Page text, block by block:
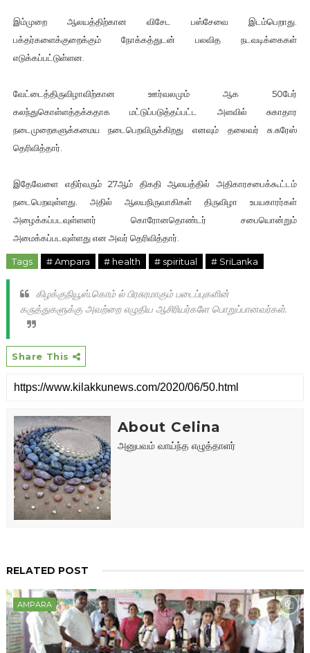
இம்முறை ஆலயத்திற்கான விசேட பஸ்சேவை இடம்பெறாது.
பக்தர்களைக்குறைக்கும் நோக்கத்துடன் பலவித நடவடிக்கைகள்
எடுக்கப்பட்டுள்ளன.
வேட்டைத்திருவிழாவிற்கான ஊர்வலமும் ஆக 50பேர்
கலந்துகொள்ளத்தக்கதாக மட்டுப்படுத்தப்பட்ட அளவில் சுகாதார
நடைமுறைகளுக்கமைய நடைபெறவிருக்கிறது எனவும் தலைவர் சு.சுரேஸ்
தெரிவித்தார்.
இதேவேளை எதிர்வரும் 27ஆம் திகதி ஆலயத்தில் அதிகாரசபைக்கூட்டம்
நடைபெறவுள்ளது. அதில் ஆலயநிருவாகிகள் திருவிழா உபயகாரர்கள்
அழைக்கப்படவுள்ளனர் கொரோனதொண்டர் சபையொன்றும்
அமைக்கப்படவுள்ளது என அவர் தெரிவித்தார்.
Tags # Ampara # health # spiritual # SriLanka
கிழக்குநியூஸ்.கொம் ல் பிரசுரமாகும் படைப்புகளின்
கருத்துகளுக்கு அவற்றை எழுதிய ஆசிரியர்களே பொறுப்பானவர்கள்.
Share This
About Celina
அனுபவம் வாய்ந்த எழுத்தாளர்
RELATED POST
AMPARA